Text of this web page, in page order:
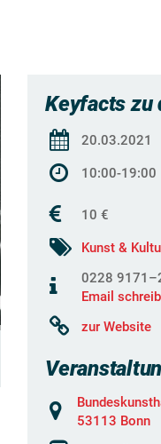
Keyfacts zu
20.03.2021
10:00-19:00
10 €
Kunst &
0228
Email
zur Website
53113 Bonn